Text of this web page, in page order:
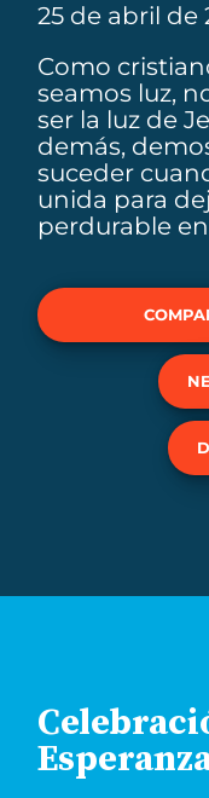
25 de abril de
Como
seamos luz,
ser la luz de
demás,
suceder
unida para
perdurable